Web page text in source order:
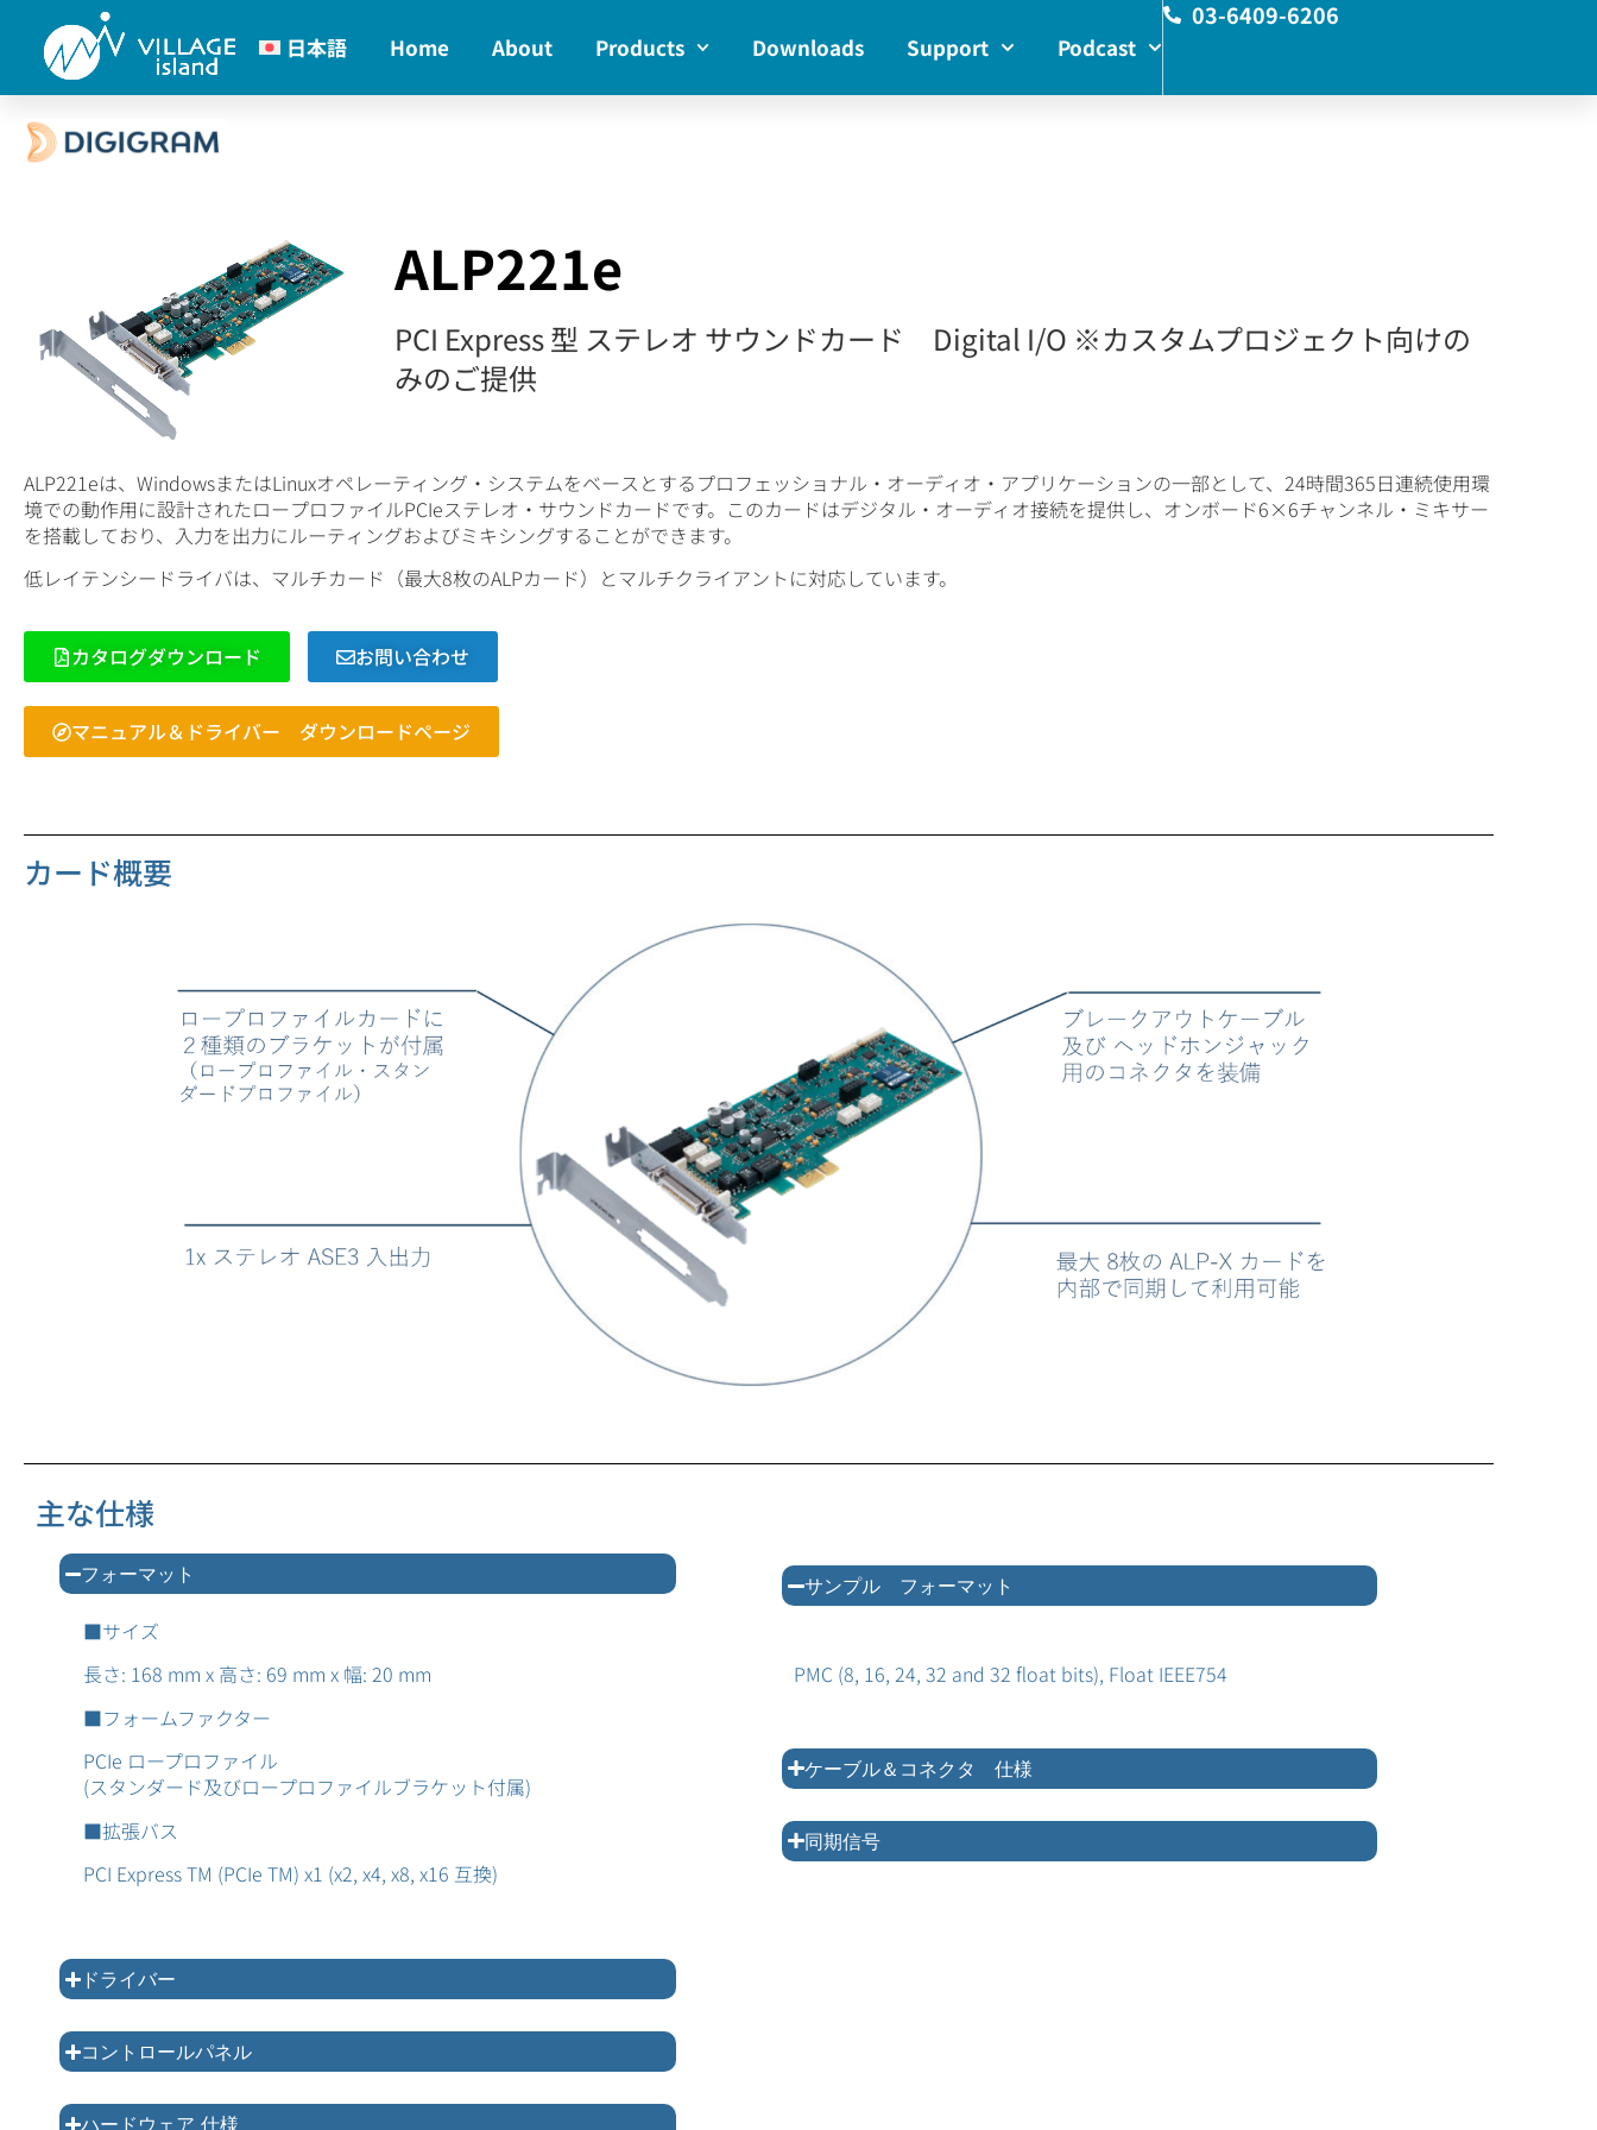
日本語 Home About Products Downloads Support Podcast
03-6409-6206
ALP221e
PCI Express 型 ステレオ サウンドカード Digital I/O ※カスタムプロジェクト向けの
みのご提供
ALP221eは、WindowsまたはLinuxオペレーティング・システムをベースとするプロフェッショナル・オーディオ・アプリケーションの一部として、24時間365日連続使用環
境での動作用に設計されたロープロファイルPCIeステレオ・サウンドカードです。このカードはデジタル・オーディオ接続を提供し、オンボード6×6チャンネル・ミキサー
を搭載しており、入力を出力にルーティングおよびミキシングすることができます。
低レイテンシードライバは、マルチカード（最大8枚のALPカード）とマルチクライアントに対応しています。
カタログダウンロード お問い合わせ
マニュアル＆ドライバー ダウンロードページ
カード概要
主な仕様
フォーマット
■サイズ
長さ: 168 mm x 高さ: 69 mm x 幅: 20 mm
■フォームファクター
PCIe ロープロファイル
(スタンダード及びロープロファイルブラケット付属)
■拡張バス
PCI Express TM (PCIe TM) x1 (x2, x4, x8, x16 互換)
ドライバー
コントロールパネル
ハードウェア 仕様
サンプル フォーマット
PMC (8, 16, 24, 32 and 32 float bits), Float IEEE754
ケーブル＆コネクタ 仕様
同期信号